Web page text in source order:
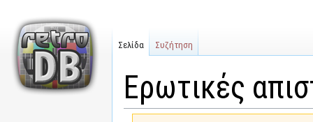
Ερωτικές
Σελίδα Συζήτηση